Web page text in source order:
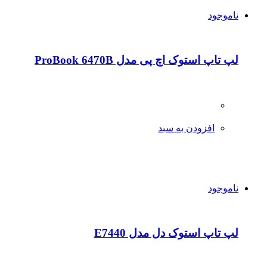
ناموجود
لپ تاپ استوک اچ پی مدل ProBook 6470B
افزودن به سبد
ناموجود
لپ تاپ استوک دل مدل E7440